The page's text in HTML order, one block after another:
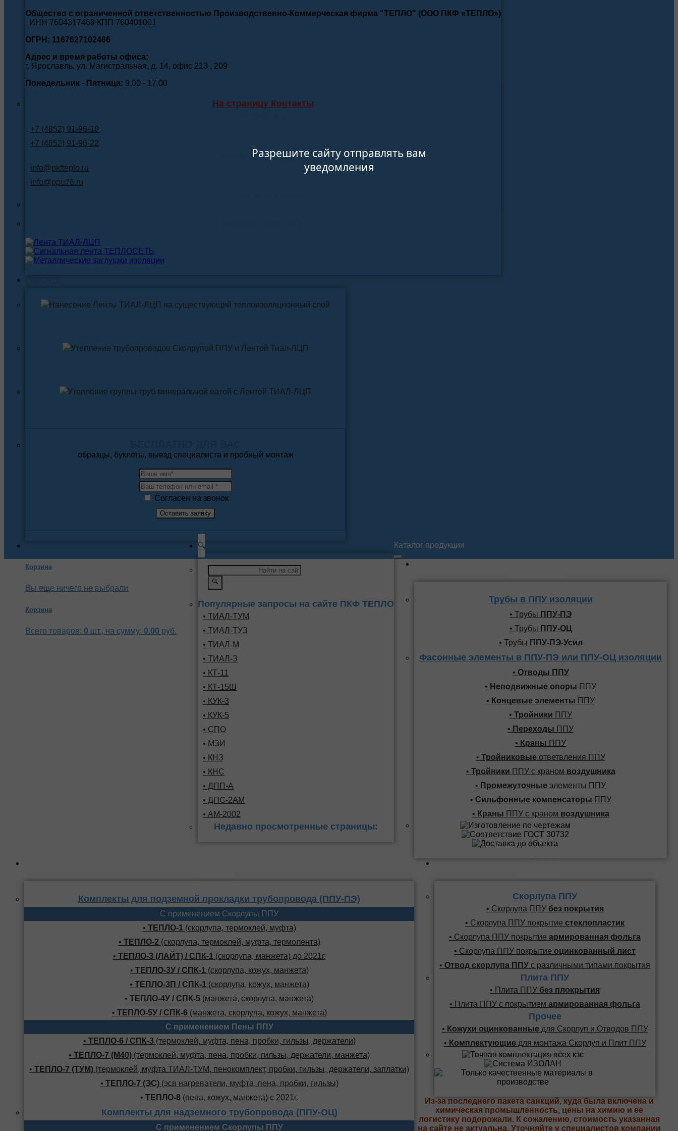
Разрешите сайту отправлять вам
уведомления
Общество с ограниченной ответственностью Производственно-Коммерческая фирма "ТЕПЛО" (ООО ПКФ «ТЕПЛО»)
ИНН 7604317469 КПП 760401001
ОГРН: 1167627102466
Адрес и время работы офиса:
г. Ярославль, ул. Магистральная, д. 14, офис 213 , 209
Понедельник - Пятница: 9.00 - 17.00
На страницу Контакты
+7 (4852) 91-96-10
+7 (4852) 91-96-22
Электронные адреса
info@pkfteplo.ru
info@ppu76.ru
образцы, буклеты, выезд специалиста и пробный монтаж
Согласен на звонок
Корзина
Вы еще ничего не выбрали
Корзина
Всего товаров: 0 шт., на сумму: 0.00 руб.
🔍
🔍
Популярные запросы на сайте ПКФ ТЕПЛО
• ТИАЛ-ТУМ
• ТИАЛ-ТУЗ
• ТИАЛ-М
• ТИАЛ-З
• КТ-11
• КТ-15Ш
• КУК-3
• КУК-5
• СПО
• МЗИ
• КНЗ
• КНС
• ДПП-А
• ДПС-2АМ
• АМ-2002
Недавно просмотренные страницы:
Каталог продукции
Трубы в ППУ изоляции
• Трубы ППУ-ПЭ
• Трубы ППУ-ОЦ
• Трубы ППУ-ПЭ-Усил
Фасонные элементы в ППУ-ПЭ или ППУ-ОЦ изоляции
• Отводы ППУ
• Неподвижные опоры ППУ
• Концевые элементы ППУ
• Тройники ППУ
• Переходы ППУ
• Краны ППУ
• Тройниковые ответвления ППУ
• Тройники ППУ с краном воздушника
• Промежуточные элементы ППУ
• Сильфонные компенсаторы ППУ
• Краны ППУ с краном воздушника
Комплекты для подземной прокладки трубопровода (ППУ-ПЭ)
С применением Скорлупы ППУ
• ТЕПЛО-1 (скорлупа, термоклей, муфта)
• ТЕПЛО-2 (скорлупа, термоклей, муфта, термолента)
• ТЕПЛО-3 (ЛАЙТ) / СПК-1 (скорлупа, манжета) до 2021г.
• ТЕПЛО-3У / СПК-1 (скорлупа, кожух, манжета)
• ТЕПЛО-3П / СПК-1 (скорлупа, кожух, манжета)
• ТЕПЛО-4У / СПК-5 (манжета, скорлупа, манжета)
• ТЕПЛО-5У / СПК-6 (манжета, скорлупа, кожух, манжета)
С применением Пены ППУ
• ТЕПЛО-6 / СПК-3 (термоклей, муфта, пена, пробки, гильзы, держатели)
• ТЕПЛО-7 (М40) (термоклей, муфта, пена, пробки, гильзы, держатели, манжета)
• ТЕПЛО-7 (ТУМ) (термоклей, муфта ТИАЛ-ТУМ, пенокомплект, пробки, гильзы, держатели, заплатки)
• ТЕПЛО-7 (ЭС)(эсв нагреватели, муфта, пена, пробки, гильзы)
• ТЕПЛО-8 (пена, кожух, манжета) с 2021г.
Комплекты для надземного трубопровода (ППУ-ОЦ)
С применением Скорлупы ППУ
Скорлупа ППУ
• Скорлупа ППУбез покрытия
• Скорлупа ППУ покрытие стеклопластик
• Скорлупа ППУ покрытие армированная фольга
• Скорлупа ППУ покрытие оцинкованный лист
• Отвод скорлупа ППУ с различными типами покрытия
Плита ППУ
• Плита ППУ без плокрытия
• Плита ППУ с покрытием армированная фольга
Прочее
• Кожухи оцинкованные для Скорлуп и Отводов ППУ
• Комплектующие для монтажа Скорлуп и Плит ППУ
Из-за последнего пакета санкций, куда была включена и
химическая промышленность, цены на химию и ее
логистику подорожали. К сожалению, стоимость указанная
на сайте не актуальна. Уточняйте у специалистов компании